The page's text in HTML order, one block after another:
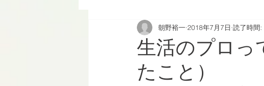
ちょっと楽 (Entertainment) な話 雑感そ
RWC2019 ラグビー
生活のプロっ
たこと）
朝野裕一 2018年7月7日 読了時間: